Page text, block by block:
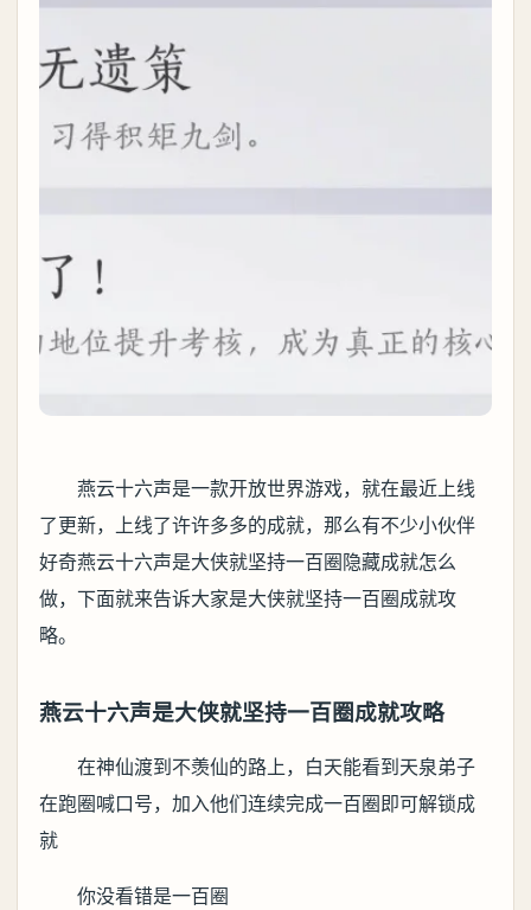
燕云十六声是一款开放世界游戏，就在最近上线
了更新，上线了许许多多的成就，那么有不少小伙伴
好奇燕云十六声是大侠就坚持一百圈隐藏成就怎么
做，下面就来告诉大家是大侠就坚持一百圈成就攻
略。
燕云十六声是大侠就坚持一百圈成就攻略
在神仙渡到不羡仙的路上，白天能看到天泉弟子
在跑圈喊口号，加入他们连续完成一百圈即可解锁成
就
你没看错是一百圈